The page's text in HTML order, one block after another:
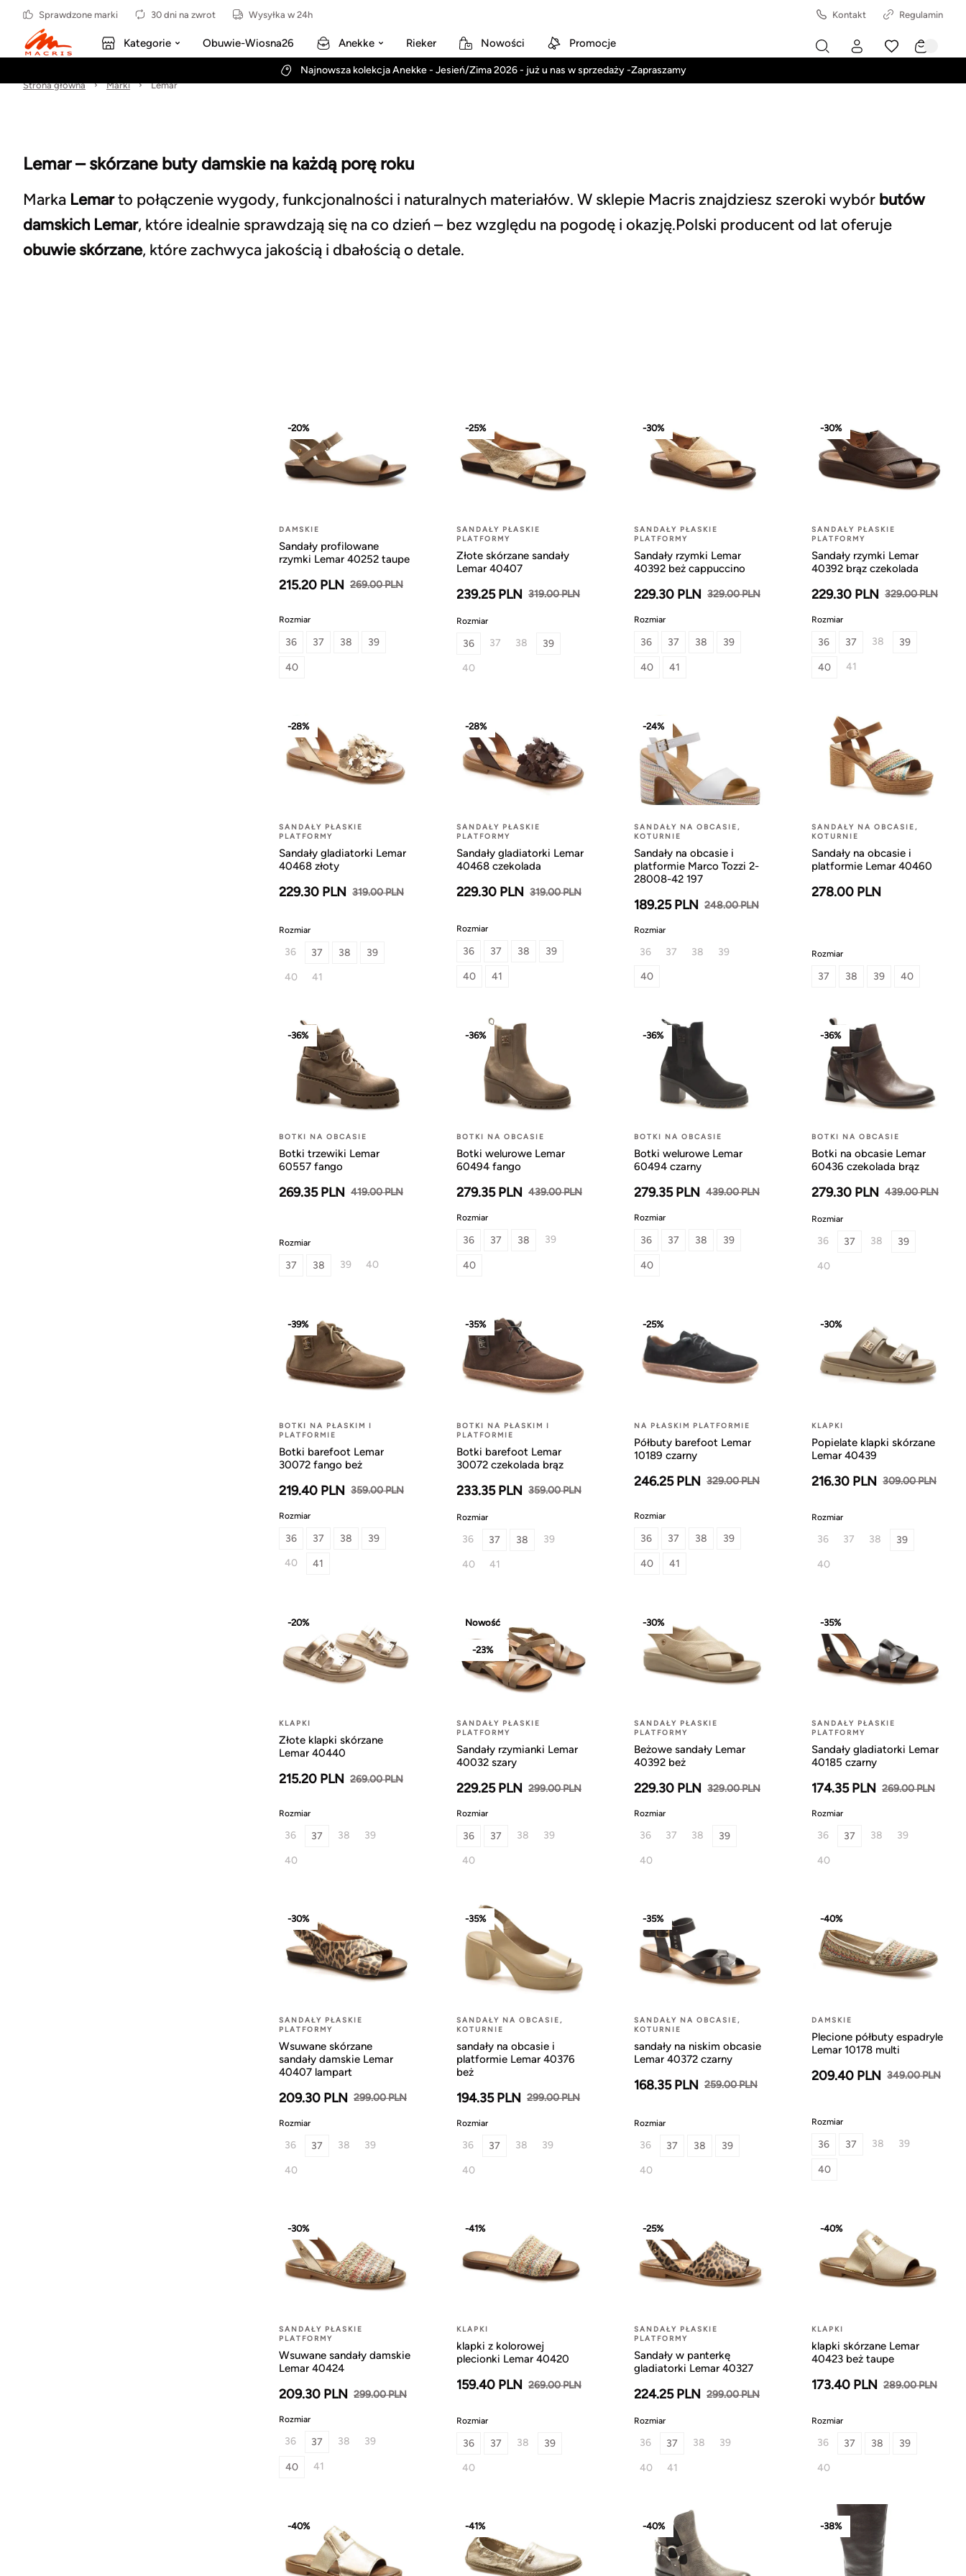
Sprawdzone marki 30 dni na zwrot Wysyłka w 24h Kontakt Regulamin
Kategorie Obuwie-Wiosna26 Anekke Rieker Nowości Promocje
Najnowsza kolekcja Anekke - Jesień/Zima 2026 - już u nas w sprzedaży -Zapraszamy
Strona główna Marki Lemar
Lemar – skórzane buty damskie na każdą porę roku
Marka Lemarto połączenie wygody, funkcjonalności i naturalnych materiałów. W sklepie Macris znajdziesz szeroki wybór butów
damskich Lemar, które idealnie sprawdzają się na co dzień – bez względu na pogodę i okazję.Polski producent od lat oferuje
obuwie skórzane, które zachwyca jakością i dbałością o detale.
-20%
DAMSKIE
Sandały profilowane
rzymki Lemar 40252 taupe
215.20 PLN 269.00 PLN
Rozmiar
36 37 38 39
40
-25%
SANDAŁY PŁASKIE
PLATFORMY
Złote skórzane sandały
Lemar 40407
239.25 PLN 319.00 PLN
Rozmiar
36 37 38
39
40
-30%
SANDAŁY PŁASKIE
PLATFORMY
Sandały rzymki Lemar
40392 beż cappuccino
229.30 PLN 329.00 PLN
Rozmiar
36 37 38 39
40 41
-30%
SANDAŁY PŁASKIE
PLATFORMY
Sandały rzymki Lemar
40392 brąz czekolada
229.30 PLN 329.00 PLN
Rozmiar
36 37 38 39
40 41
-28%
SANDAŁY PŁASKIE
PLATFORMY
Sandały gladiatorki Lemar
40468 złoty
229.30 PLN 319.00 PLN
Rozmiar
36 37 38
39
40
41
-28%
SANDAŁY PŁASKIE
PLATFORMY
Sandały gladiatorki Lemar
40468 czekolada
229.30 PLN 319.00 PLN
Rozmiar
36 37 38 39
40 41
-24%
SANDAŁY NA OBCASIE,
KOTURNIE
Sandały na obcasie i
platformie Marco Tozzi 2-
28008-42 197
189.25 PLN 248.00 PLN
Rozmiar
36 37 38
39
40
SANDAŁY NA OBCASIE,
KOTURNIE
Sandały na obcasie i
platformie Lemar 40460
278.00 PLN
Rozmiar
37 38 39 40
-36%
BOTKI NA OBCASIE
Botki trzewiki Lemar
60557 fango
269.35 PLN 419.00 PLN
Rozmiar
37 38 39 40
-36%
BOTKI NA OBCASIE
Botki welurowe Lemar
60494 fango
279.35 PLN 439.00 PLN
Rozmiar
36 37 38 39
40
-36%
BOTKI NA OBCASIE
Botki welurowe Lemar
60494 czarny
279.35 PLN 439.00 PLN
Rozmiar
36 37 38 39
40
-36%
BOTKI NA OBCASIE
Botki na obcasie Lemar
60436 czekolada brąz
279.30 PLN 439.00 PLN
Rozmiar
36 37 38
39
40
-39%
BOTKI NA PŁASKIM I
PLATFORMIE
Botki barefoot Lemar
30072 fango beż
219.40 PLN 359.00 PLN
Rozmiar
36 37 38
39
40
41
-35%
BOTKI NA PŁASKIM I
PLATFORMIE
Botki barefoot Lemar
30072 czekolada brąz
233.35 PLN 359.00 PLN
Rozmiar
36 37 38 39
40 41
-25%
NA PŁASKIM PLATFORMIE
Półbuty barefoot Lemar
10189 czarny
246.25 PLN 329.00 PLN
Rozmiar
36 37 38 39
40 41
-30%
KLAPKI
Popielate klapki skórzane
Lemar 40439
216.30 PLN 309.00 PLN
Rozmiar
36 37 38
39
40
-20%
KLAPKI
Złote klapki skórzane
Lemar 40440
215.20 PLN 269.00 PLN
Rozmiar
36 37 38 39
40
Nowość
-23%
SANDAŁY PŁASKIE
PLATFORMY
Sandały rzymianki Lemar
40032 szary
229.25 PLN 299.00 PLN
Rozmiar
36 37 38 39
40
-30%
SANDAŁY PŁASKIE
PLATFORMY
Beżowe sandały Lemar
40392 beż
229.30 PLN 329.00 PLN
Rozmiar
36 37 38
39
40
-35%
SANDAŁY PŁASKIE
PLATFORMY
Sandały gladiatorki Lemar
40185 czarny
174.35 PLN 269.00 PLN
Rozmiar
36 37 38 39
40
-30%
SANDAŁY PŁASKIE
PLATFORMY
Wsuwane skórzane
sandały damskie Lemar
40407 lampart
209.30 PLN 299.00 PLN
Rozmiar
36 37 38 39
40
-35%
SANDAŁY NA OBCASIE,
KOTURNIE
sandały na obcasie i
platformie Lemar 40376
beż
194.35 PLN 299.00 PLN
Rozmiar
36 37 38 39
40
-35%
SANDAŁY NA OBCASIE,
KOTURNIE
sandały na niskim obcasie
Lemar 40372 czarny
168.35 PLN 259.00 PLN
Rozmiar
36 37 38
39
40
-40%
DAMSKIE
Plecione półbuty espadryle
Lemar 10178 multi
209.40 PLN 349.00 PLN
Rozmiar
36 37 38 39
40
-30%
SANDAŁY PŁASKIE
PLATFORMY
Wsuwane sandały damskie
Lemar 40424
209.30 PLN 299.00 PLN
Rozmiar
36 37 38 39
40 41
-41%
KLAPKI
klapki z kolorowej
plecionki Lemar 40420
159.40 PLN 269.00 PLN
Rozmiar
36 37 38
39
40
-25%
SANDAŁY PŁASKIE
PLATFORMY
Sandały w panterkę
gladiatorki Lemar 40327
224.25 PLN 299.00 PLN
Rozmiar
36 37 38 39
40 41
-40%
KLAPKI
klapki skórzane Lemar
40423 beż taupe
173.40 PLN 289.00 PLN
Rozmiar
36 37 38
39
40
-40% -41% -40% -38%